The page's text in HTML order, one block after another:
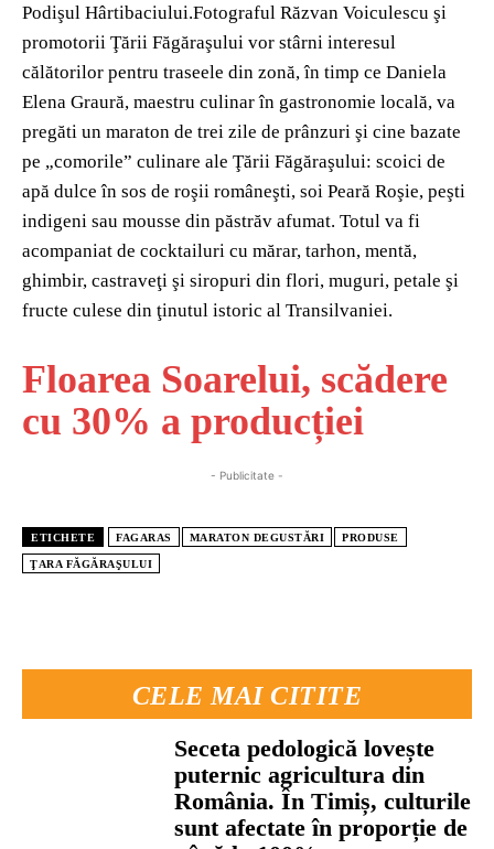
CELE MAI CITITE
Seceta pedologică lovește
puternic agricultura din
România. În Timiș, culturile
sunt afectate în proporție de
Podişul Hârtibaciului.Fotograful Răzvan Voiculescu şi
promotorii Ţării Făgăraşului vor stârni interesul
călătorilor pentru traseele din zonă, în timp ce Daniela
Elena Graură, maestru culinar în gastronomie locală, va
pregăti un maraton de trei zile de prânzuri şi cine bazate
pe „comorile” culinare ale Ţării Făgăraşului: scoici de
apă dulce în sos de roşii româneşti, soi Peară Roşie, peşti
indigeni sau mousse din păstrăv afumat. Totul va fi
acompaniat de cocktailuri cu mărar, tarhon, mentă,
ghimbir, castraveţi şi siropuri din flori, muguri, petale şi
fructe culese din ţinutul istoric al Transilvaniei.
Floarea Soarelui, scădere
cu 30% a producției
- Publicitate -
ETICHETE FAGARAS MARATON DEGUSTĂRI PRODUSE
ŢARA FĂGĂRAŞULUI